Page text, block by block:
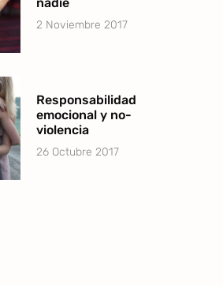
2 Noviembre 2017
Responsabilidad
emocional y no-
violencia
26 Octubre 2017